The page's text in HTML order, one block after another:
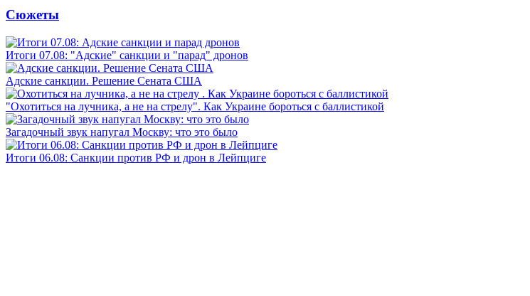
Сюжеты
Итоги 07.08: "Адские" санкции и "парад" дронов
Адские санкции. Решение Сената США
"Охотиться на лучника, а не на стрелу". Как Украине бороться с баллистикой
Загадочный звук напугал Москву: что это было
Итоги 06.08: Санкции против РФ и дрон в Лейпциге